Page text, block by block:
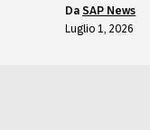
da SAP News
Luglio 1, 2026